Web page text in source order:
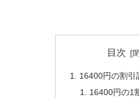
目次
16400円の割引
16400円の1